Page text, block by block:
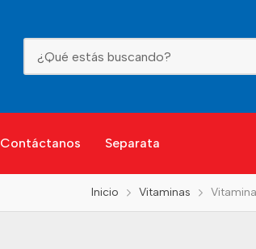
Contáctanos Separata
Inicio Vitaminas